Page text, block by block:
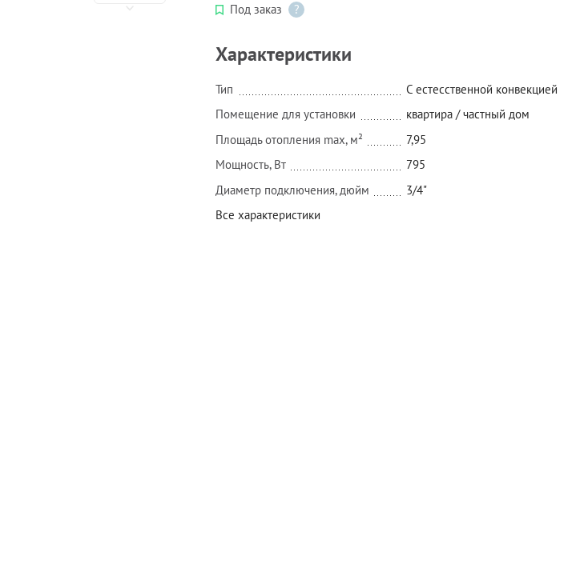
Под заказ ?
Характеристики
Тип
C естесственной конвекцией
Помещение для установки
квартира / частный дом
Площадь отопления max, м²
7,95
Мощность, Вт
795
Диаметр подключения, дюйм
3/4"
Все характеристики